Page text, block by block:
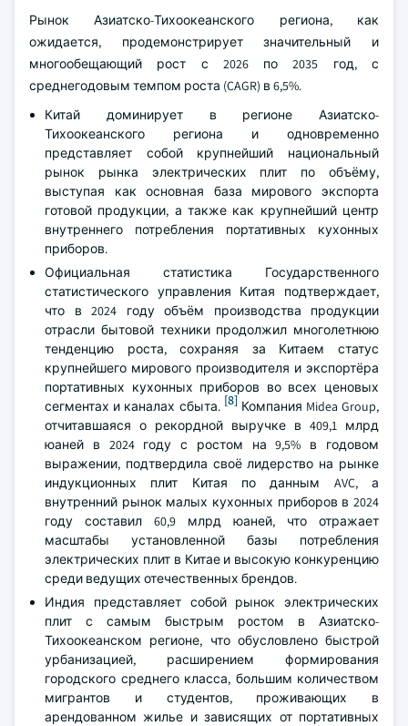
Рынок Азиатско-Тихоокеанского региона, как
ожидается, продемонстрирует значительный и
многообещающий рост с 2026 по 2035 год, с
среднегодовым темпом роста (CAGR) в 6,5%.
Китай доминирует в регионе Азиатско-
Тихоокеанского региона и одновременно
представляет собой крупнейший национальный
рынок рынка электрических плит по объёму,
выступая как основная база мирового экспорта
готовой продукции, а также как крупнейший центр
внутреннего потребления портативных кухонных
приборов.
Официальная статистика Государственного
статистического управления Китая подтверждает,
что в 2024 году объём производства продукции
отрасли бытовой техники продолжил многолетнюю
тенденцию роста, сохраняя за Китаем статус
крупнейшего мирового производителя и экспортёра
портативных кухонных приборов во всех ценовых
сегментах и каналах сбыта. [8]Компания Midea Group,
отчитавшаяся о рекордной выручке в 409,1 млрд
юаней в 2024 году с ростом на 9,5% в годовом
выражении, подтвердила своё лидерство на рынке
индукционных плит Китая по данным AVC, а
внутренний рынок малых кухонных приборов в 2024
году составил 60,9 млрд юаней, что отражает
масштабы установленной базы потребления
электрических плит в Китае и высокую конкуренцию
среди ведущих отечественных брендов.
Индия представляет собой рынок электрических
плит с самым быстрым ростом в Азиатско-
Тихоокеанском регионе, что обусловлено быстрой
урбанизацией, расширением формирования
городского среднего класса, большим количеством
мигрантов и студентов, проживающих в
арендованном жилье и зависящих от портативных